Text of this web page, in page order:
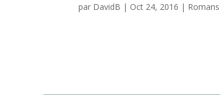
par DavidB | Oct 24, 2016 | Romans